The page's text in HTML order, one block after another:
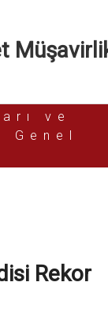
ve
Genel
Rekor